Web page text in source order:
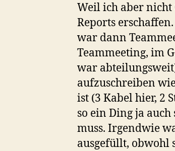
Weil ich aber nicht
Reports
war dann
Teammeeting, im
war
aufzuschreiben
ist (3 Kabel hier, 2
so ein Ding ja
muss. Irgendwie
ausgefüllt, obwohl